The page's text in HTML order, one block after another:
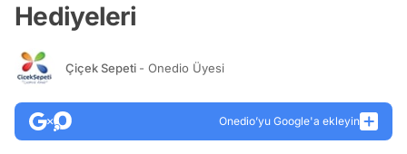
Hediyeleri
Çiçek Sepeti - Onedio Üyesi
Onedio’yu Google'a ekleyin